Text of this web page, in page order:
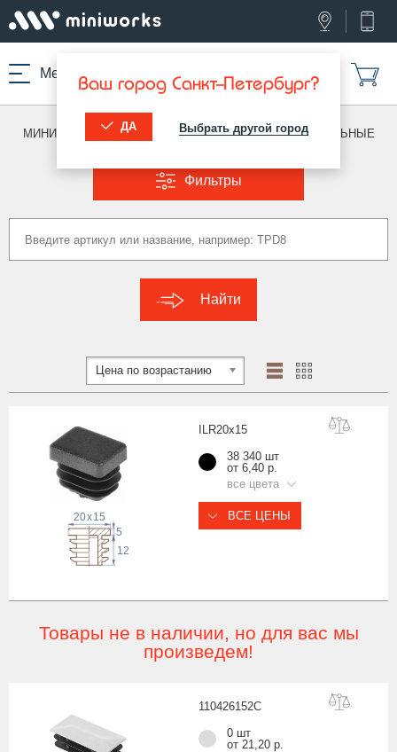
Меню Ваш город Санкт-Петербург?
ДА Выбрать другой город
МИНИВОРКС ПРО /ЗАГЛУШКИ ДЛЯ ТРУБ /ПРЯМОУГОЛЬНЫЕ
Фильтры
Найти
Цена по возрастанию
ILR20x15
5
12
15
x
20
38 340 шт
от 6,40 р.
все цвета
ВСЕ ЦЕНЫ
Товары не в наличии, но для вас мы
произведем!
110426152C
0 шт
от 21,20 р.